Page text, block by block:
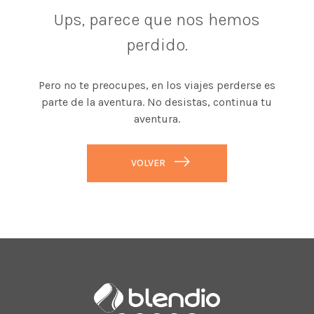
Ups, parece que nos hemos
perdido.
Pero no te preocupes, en los viajes perderse es
parte de la aventura. No desistas, continua tu
aventura.
VOLVER